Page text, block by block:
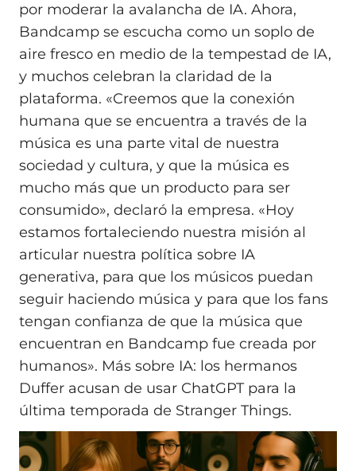
por moderar la avalancha de IA. Ahora,
Bandcamp se escucha como un soplo de
aire fresco en medio de la tempestad de IA,
y muchos celebran la claridad de la
plataforma. «Creemos que la conexión
humana que se encuentra a través de la
música es una parte vital de nuestra
sociedad y cultura, y que la música es
mucho más que un producto para ser
consumido», declaró la empresa. «Hoy
estamos fortaleciendo nuestra misión al
articular nuestra política sobre IA
generativa, para que los músicos puedan
seguir haciendo música y para que los fans
tengan confianza de que la música que
encuentran en Bandcamp fue creada por
humanos». Más sobre IA: los hermanos
Duffer acusan de usar ChatGPT para la
última temporada de Stranger Things.